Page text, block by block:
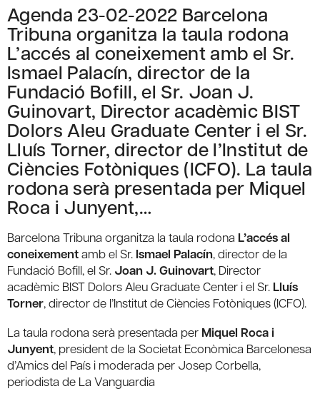
Agenda 23-02-2022 Barcelona
Tribuna organitza la taula rodona
L’accés al coneixement amb el Sr.
Ismael Palacín, director de la
Fundació Bofill, el Sr. Joan J.
Guinovart, Director acadèmic BIST
Dolors Aleu Graduate Center i el Sr.
Lluís Torner, director de l’Institut de
Ciències Fotòniques (ICFO). La taula
rodona serà presentada per Miquel
Roca i Junyent,…
Barcelona Tribuna organitza la taula rodona L’accés al
coneixementamb el Sr. Ismael Palacín, director de la
Fundació Bofill, el Sr. Joan J. Guinovart, Director
acadèmic BIST Dolors Aleu Graduate Center i el Sr. Lluís
Torner, director de l’Institut de Ciències Fotòniques (ICFO).
La taula rodona serà presentada per Miquel Roca i
Junyent, president de la Societat Econòmica Barcelonesa
d’Amics del País i moderada per Josep Corbella,
periodista de La Vanguardia